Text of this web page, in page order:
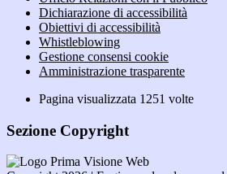
Dichiarazione di accessibilità
Obiettivi di accessibilità
Whistleblowing
Gestione consensi cookie
Amministrazione trasparente
Pagina visualizzata 1251 volte
Sezione Copyright